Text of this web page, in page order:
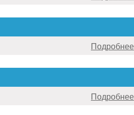
Подробнее
Подробнее